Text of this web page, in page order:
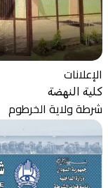
الإعلانات
كلية النهضة
شرطة ولاية الخرطوم